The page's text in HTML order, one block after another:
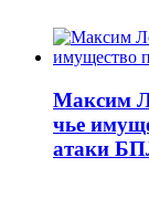
Максим
чье
атаки